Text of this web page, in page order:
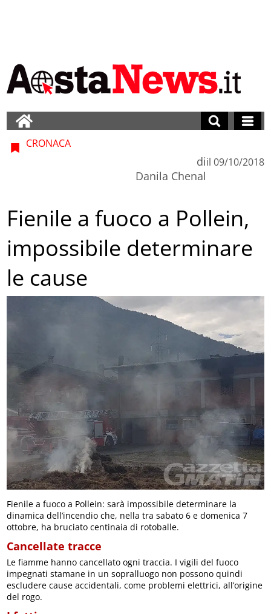
CRONACA
di
Danila Chenal
il 09/10/2018
Fienile a fuoco a Pollein,
impossibile determinare
le cause
Fienile a fuoco a Pollein: sarà impossibile determinare la
dinamica dell’incendio che, nella tra sabato 6 e domenica 7
ottobre, ha bruciato centinaia di rotoballe.
Cancellate tracce
Le fiamme hanno cancellato ogni traccia. I vigili del fuoco
impegnati stamane in un sopralluogo non possono quindi
escludere cause accidentali, come problemi elettrici, all’origine
del rogo.